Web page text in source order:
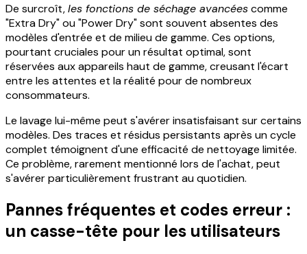
De surcroît,les fonctions de séchage avancéescomme
"Extra Dry" ou "Power Dry" sont souvent absentes des
modèles d'entrée et de milieu de gamme. Ces options,
pourtant cruciales pour un résultat optimal, sont
réservées aux appareils haut de gamme, creusant l'écart
entre les attentes et la réalité pour de nombreux
consommateurs.
Le lavage lui-même peut s'avérer insatisfaisant sur certains
modèles. Des traces et résidus persistants après un cycle
complet témoignent d'une efficacité de nettoyage limitée.
Ce problème, rarement mentionné lors de l'achat, peut
s'avérer particulièrement frustrant au quotidien.
Pannes fréquentes et codes erreur :
un casse-tête pour les utilisateurs